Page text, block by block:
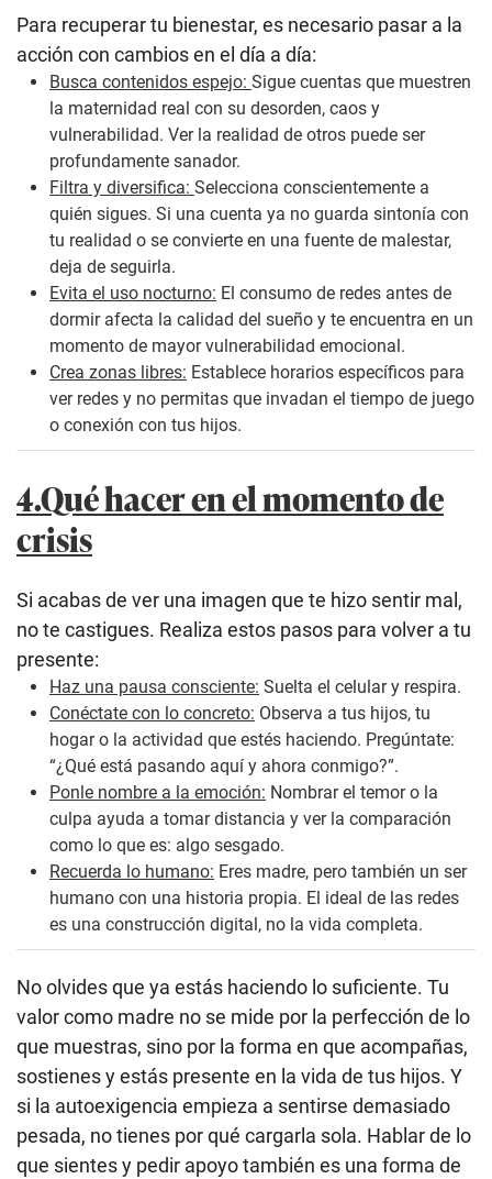
Para recuperar tu bienestar, es necesario pasar a la
acción con cambios en el día a día:
Busca contenidos espejo: Sigue cuentas que muestren
la maternidad real con su desorden, caos y
vulnerabilidad. Ver la realidad de otros puede ser
profundamente sanador.
Filtra y diversifica: Selecciona conscientemente a
quién sigues. Si una cuenta ya no guarda sintonía con
tu realidad o se convierte en una fuente de malestar,
deja de seguirla.
Evita el uso nocturno: El consumo de redes antes de
dormir afecta la calidad del sueño y te encuentra en un
momento de mayor vulnerabilidad emocional.
Crea zonas libres: Establece horarios específicos para
ver redes y no permitas que invadan el tiempo de juego
o conexión con tus hijos.
4.Qué hacer en el momento de
crisis
Si acabas de ver una imagen que te hizo sentir mal,
no te castigues. Realiza estos pasos para volver a tu
presente:
Haz una pausa consciente: Suelta el celular y respira.
Conéctate con lo concreto: Observa a tus hijos, tu
hogar o la actividad que estés haciendo. Pregúntate:
“¿Qué está pasando aquí y ahora conmigo?”.
Ponle nombre a la emoción: Nombrar el temor o la
culpa ayuda a tomar distancia y ver la comparación
como lo que es: algo sesgado.
Recuerda lo humano: Eres madre, pero también un ser
humano con una historia propia. El ideal de las redes
es una construcción digital, no la vida completa.
No olvides que ya estás haciendo lo suficiente. Tu
valor como madre no se mide por la perfección de lo
que muestras, sino por la forma en que acompañas,
sostienes y estás presente en la vida de tus hijos. Y
si la autoexigencia empieza a sentirse demasiado
pesada, no tienes por qué cargarla sola. Hablar de lo
que sientes y pedir apoyo también es una forma de